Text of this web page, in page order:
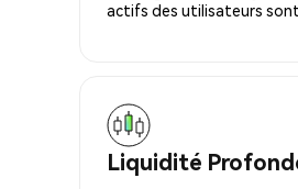
actifs des utilisateurs
Liquidité